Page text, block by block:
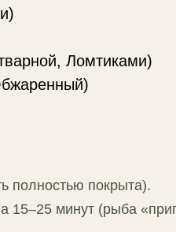
Ломтиками)
полностью покрыта).
15–25 минут (рыба